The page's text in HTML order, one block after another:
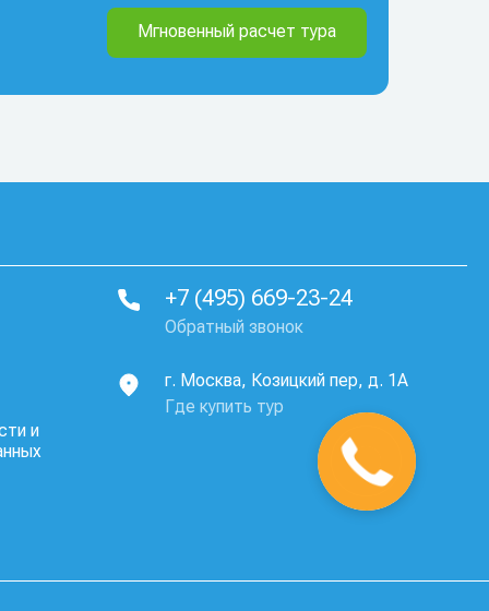
Мгновенный расчет тура
и
+7 (495) 669-23-24
Обратный звонок
г. Москва, Козицкий пер, д. 1А
Где купить тур